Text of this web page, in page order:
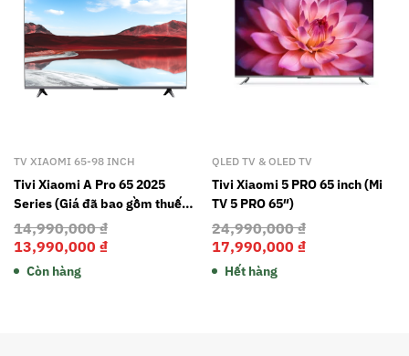
TV XIAOMI 65-98 INCH
Tivi Xiaomi A Pro 65 2025
Series (Giá đã bao gồm thuế
giá trị gia tăng và gói dịch vụ 2
năm bảo hành)
14,990,000₫
13,990,000 ₫
Còn hàng
QLED TV & OLED TV
Tivi Xiaomi 5 PRO 65 inch (Mi
TV 5 PRO 65″)
24,990,000₫
17,990,000 ₫
Hết hàng